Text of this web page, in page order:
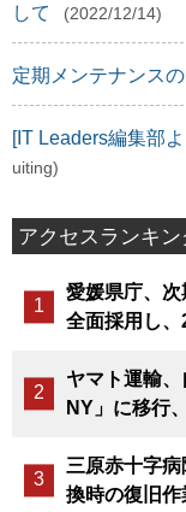
して
(2022/12/14)
定期メンテナンス
[IT Leaders編集部
uiting)
アクセスランキン
愛媛県庁、
全面採用し
ヤマト運輸
NY」に移行
三原赤十字
換時の復旧